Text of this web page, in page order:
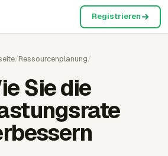
Registrieren
/Ressourcenplanung/
Sie die